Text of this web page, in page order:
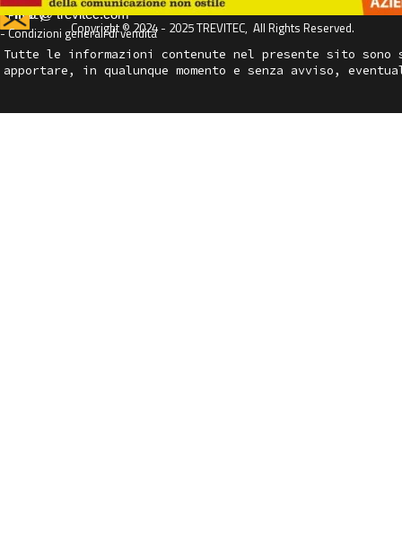
- Privacy
info @ trevitec.com
Copyright © 2024 - 2025 TREVITEC,  All Rights Reserved.
- Condizioni generali di vendita
Tutte le informazioni contenute nel presente sito
apportare, in qualunque momento e senza avviso,